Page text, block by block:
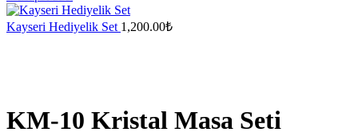
Kayseri Hediyelik Set 1,200.00₺
KM-10 Kristal Masa Seti